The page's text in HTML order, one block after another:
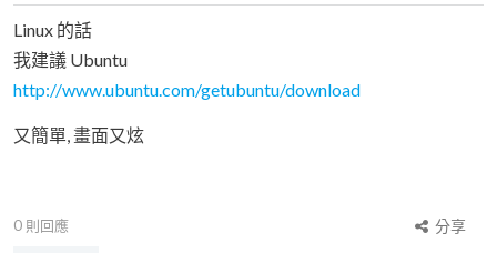
Linux 的話
我建議 Ubuntu
http://www.ubuntu.com/getubuntu/download
又簡單, 畫面又炫
0 則回應 分享